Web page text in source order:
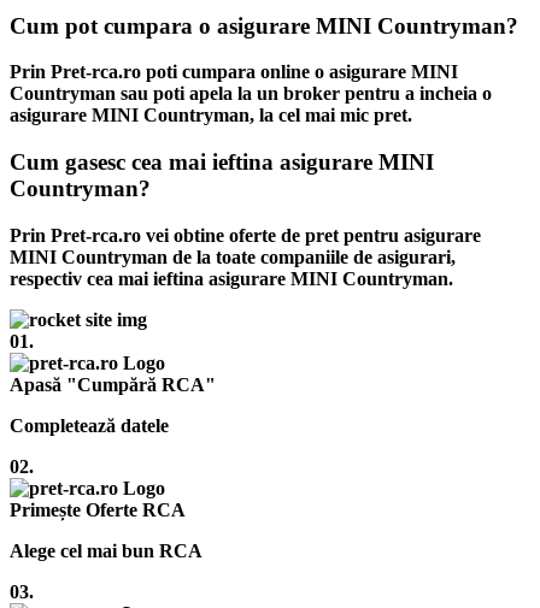
Cum pot cumpara o asigurare MINI Countryman?
Prin Pret-rca.ro poti cumpara online o asigurare MINI
Countryman sau poti apela la un broker pentru a incheia o
asigurare MINI Countryman, la cel mai mic pret.
Cum gasesc cea mai ieftina asigurare MINI
Countryman?
Prin Pret-rca.ro vei obtine oferte de pret pentru asigurare
MINI Countryman de la toate companiile de asigurari,
respectiv cea mai ieftina asigurare MINI Countryman.
01.
Apasă "Cumpără RCA"
Completează datele
02.
Primește Oferte RCA
Alege cel mai bun RCA
03.